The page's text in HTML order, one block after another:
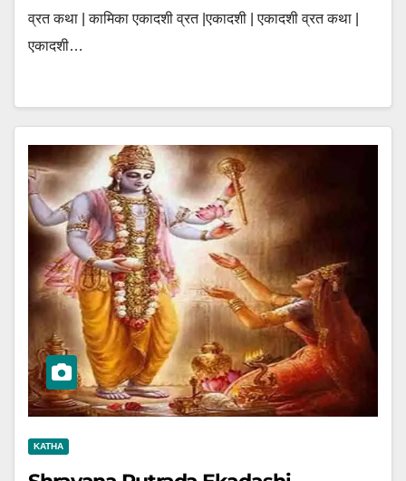
व्रत कथा | कामिका एकादशी व्रत |एकादशी | एकादशी व्रत कथा |
एकादशी…
KATHA